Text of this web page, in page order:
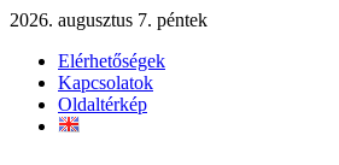
2026. augusztus 7. péntek
Elérhetőségek
Kapcsolatok
Oldaltérkép